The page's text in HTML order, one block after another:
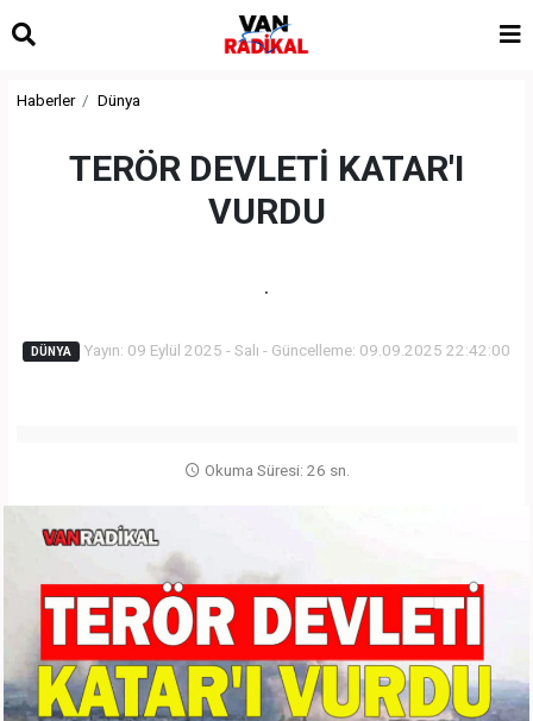
Haberler Dünya
TERÖR DEVLETİ KATAR'I
VURDU
.
DÜNYA Yayın: 09 Eylül 2025 - Salı - Güncelleme: 09.09.2025 22:42:00
Okuma Süresi: 26 sn.